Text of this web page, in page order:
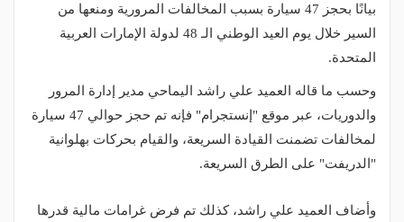
بيانًا بحجز 47 سيارة بسبب المخالفات المرورية ومنعها من
السير خلال يوم العيد الوطني الـ 48 لدولة الإمارات العربية
المتحدة.
وحسب ما قاله العميد علي راشد اليماحي مدير إدارة المرور
والدوريات، عبر موقع "إنستجرام" فإنه تم حجز حوالي 47 سيارة
لمخالفات تضمنت القيادة السريعة، والقيام بحركات بهلوانية
"الدريفت" على الطرق السريعة.
وأضاف العميد علي راشد، كذلك تم فرض غرامات مالية قدرها